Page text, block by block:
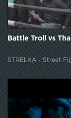
Battle Troll vs
STRELKA - Street